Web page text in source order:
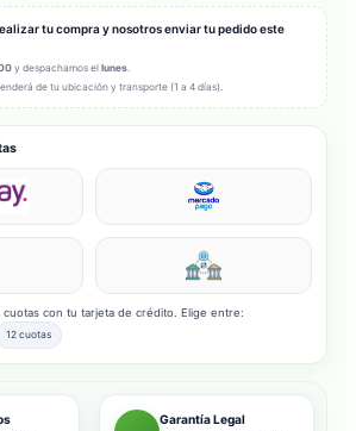
tu compra y nosotros enviar tu pedido este
y despachamos el lunes
de tu ubicación y transporte (1 a 4 días).
cuotas con tu tarjeta de crédito. Elige entre:
12 cuotas
Garantía Legal